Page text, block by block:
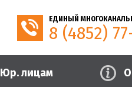
ЕДИНЫЙ
8 (4852)
Юр. лицам